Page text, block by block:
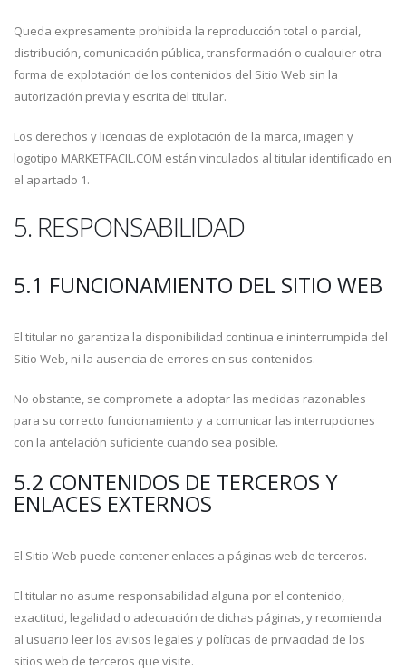
Queda expresamente prohibida la reproducción total o parcial,
distribución, comunicación pública, transformación o cualquier otra
forma de explotación de los contenidos del Sitio Web sin la
autorización previa y escrita del titular.
Los derechos y licencias de explotación de la marca, imagen y
logotipo MARKETFACIL.COM están vinculados al titular identificado en
el apartado 1.
5. RESPONSABILIDAD
5.1 FUNCIONAMIENTO DEL SITIO WEB
El titular no garantiza la disponibilidad continua e ininterrumpida del
Sitio Web, ni la ausencia de errores en sus contenidos.
No obstante, se compromete a adoptar las medidas razonables
para su correcto funcionamiento y a comunicar las interrupciones
con la antelación suficiente cuando sea posible.
5.2 CONTENIDOS DE TERCEROS Y
ENLACES EXTERNOS
El Sitio Web puede contener enlaces a páginas web de terceros.
El titular no asume responsabilidad alguna por el contenido,
exactitud, legalidad o adecuación de dichas páginas, y recomienda
al usuario leer los avisos legales y políticas de privacidad de los
sitios web de terceros que visite.